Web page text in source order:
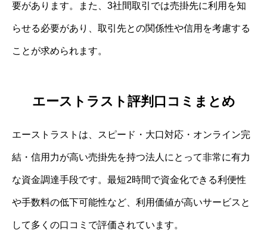
要があります。また、3社間取引では売掛先に利用を知
らせる必要があり、取引先との関係性や信用を考慮する
ことが求められます。
エーストラスト評判口コミまとめ
エーストラストは、スピード・大口対応・オンライン完
結・信用力が高い売掛先を持つ法人にとって非常に有力
な資金調達手段です。最短2時間で資金化できる利便性
や手数料の低下可能性など、利用価値が高いサービスと
して多くの口コミで評価されています。